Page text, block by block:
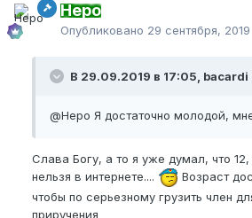
Неро
Опубликовано 29 сентября, 2019
В 29.09.2019 в 17:05, bacardi
@Неро Я достаточно молодой,
Слава Богу, а то я уже думал, что
нельзя в интернете....
Возраст
чтобы по серьезному грузить член
приручения